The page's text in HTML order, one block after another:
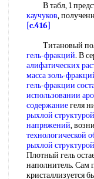
В табл, 1
каучуков,
[c.416]
Титановый
гель-фракций. В
алифатических
массазоль-
гель-фракции
использовании
содержаниегеля
рыхлой структурой
напряжений,
технологической
рыхлой структурой
Плотный гель
наполнитель. Сам
кристаллизуется